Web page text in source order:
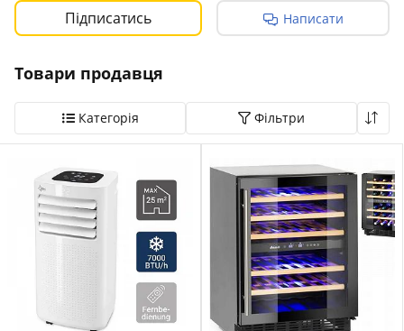
Графік роботи:
Сб-Нд Вихідний
Підписатись Написати
Товари продавця
Категорія Фільтри
категорії
Всі
категорії
Побутова
техніка
Показати товари